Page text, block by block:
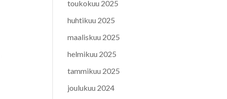
toukokuu 2025
huhtikuu 2025
maaliskuu 2025
helmikuu 2025
tammikuu 2025
joulukuu 2024